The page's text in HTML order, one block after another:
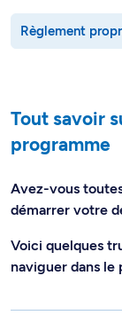
Règlement
Tout savoir
programme
Avez-vous
démarrer votre
Voici quelques
naviguer dans le